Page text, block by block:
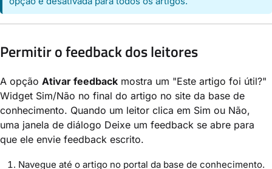
Permitir o feedback dos leitores
A opção Ativar feedback mostra um "Este artigo foi útil?"
Widget Sim/Não no final do artigo no site da base de
conhecimento. Quando um leitor clica em Sim ou Não,
uma janela de diálogo Deixe um feedback se abre para
que ele envie feedback escrito.
Navegue até o artigo no portal da base de conhecimento.